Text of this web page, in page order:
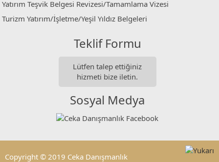
Yatırım Teşvik Belgesi Revizesi/Tamamlama Vizesi
Turizm Yatırım/İşletme/Yeşil Yıldız Belgeleri
Teklif Formu
Lütfen talep ettiğiniz
hizmeti bize iletin.
Sosyal Medya
Copyright © 2019 Ceka Danışmanlık